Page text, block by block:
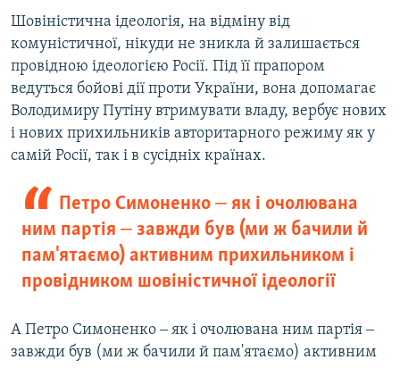
Шовіністична ідеологія, на відміну від
комуністичної, нікуди не зникла й залишається
провідною ідеологією Росії. Під її прапором
ведуться бойові дії проти України, вона допомагає
Володимиру Путіну втримувати владу, вербує нових
і нових прихильників авторитарного режиму як у
самій Росії, так і в сусідніх країнах.
Петро Симоненко ‒ як і очолювана
ним партія ‒ завжди був (ми ж бачили й
пам'ятаємо) активним прихильником і
провідником шовіністичної ідеології
А Петро Симоненко ‒ як і очолювана ним партія ‒
завжди був (ми ж бачили й пам'ятаємо) активним